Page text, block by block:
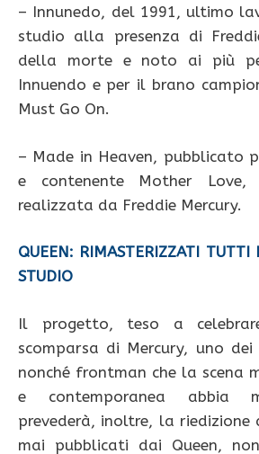
– Innunedo, del 1991, ultimo
studio alla presenza di
della morte e noto ai più
Innuendo e per il brano
Must Go On.
– Made in Heaven, pubblicato
e contenente Mother Love,
realizzata da Freddie Mercury.
QUEEN: RIMASTERIZZATI TUTTI
STUDIO
Il progetto, teso a
scomparsa di Mercury, uno
nonché frontman che la scena
e contemporanea abbia
prevederà, inoltre, la
mai pubblicati dai Queen,